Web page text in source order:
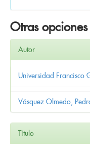
Otras
Autor
Universidad Francisco
Vásquez Olmedo,
Título